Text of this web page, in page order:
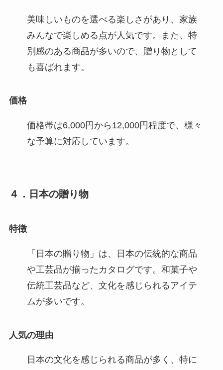
美味しいものを選べる楽しさがあり、家族
みんなで楽しめる点が人気です。また、特
別感のある商品が多いので、贈り物として
も喜ばれます。
価格
価格帯は6,000円から12,000円程度で、様々
な予算に対応しています。
４．日本の贈り物
特徴
「日本の贈り物」は、日本の伝統的な商品
や工芸品が揃ったカタログです。和菓子や
伝統工芸品など、文化を感じられるアイテ
ムが多いです。
人気の理由
日本の文化を感じられる商品が多く、特に